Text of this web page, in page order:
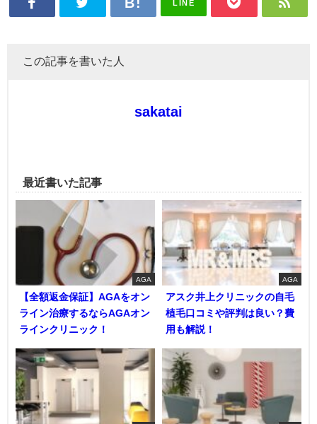
LINE
この記事を書いた人
sakatai
最近書いた記事
AGA
【全額返金保証】AGAをオン
ライン治療するならAGAオン
ラインクリニック！
AGA
アスク井上クリニックの自毛
植毛口コミや評判は良い？費
用も解説！